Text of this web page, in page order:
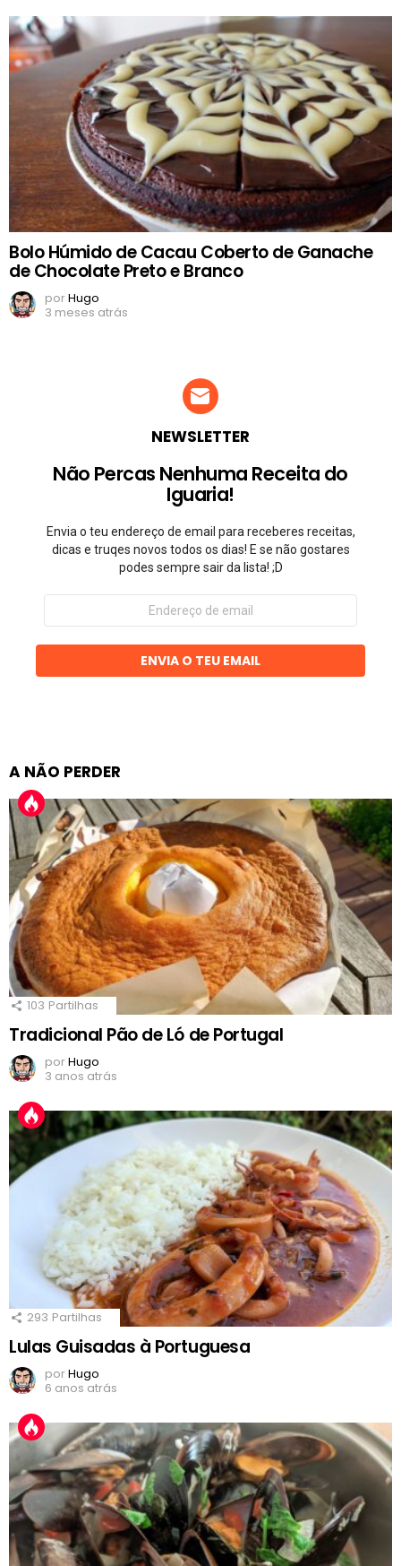
Bolo Húmido de Cacau Coberto de Ganache
de Chocolate Preto e Branco
porHugo
3 meses atrás
NEWSLETTER
Não Percas Nenhuma Receita do
Iguaria!
Envia o teu endereço de email para receberes receitas,
dicas e truqes novos todos os dias! E se não gostares
podes sempre sair da lista! ;D
Endereço
email
ENVIA O TEU EMAIL
A NÃO PERDER
103 Partilhas
Tradicional Pão de Ló de Portugal
porHugo
3 anos atrás
293 Partilhas
Lulas Guisadas à Portuguesa
porHugo
6 anos atrás